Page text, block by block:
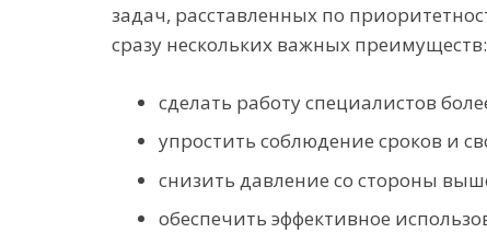
задач, расставленных по
сразу нескольких важных преимуществ:
сделать работу специалистов
упростить соблюдение сроков и
снизить давление со стороны
обеспечить эффективное